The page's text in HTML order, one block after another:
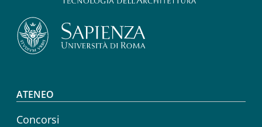
Footer menu
ATENEO
Concorsi